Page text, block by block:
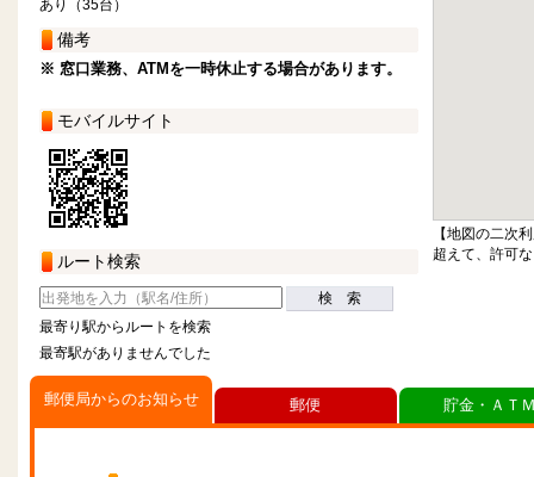
あり（35台）
備考
※ 窓口業務、ATMを一時休止する場合があります。
モバイルサイト
ルート検索
検 索
最寄り駅からルートを検索
最寄駅がありませんでした
【地図の二次
超えて、許可
郵便局からのお知らせ 郵便 貯金・ＡＴ